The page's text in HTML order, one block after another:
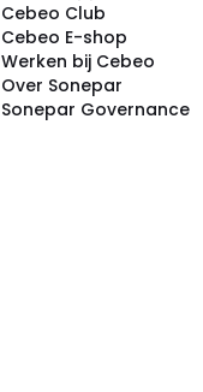
Cebeo Club
Cebeo E-shop
Werken bij Cebeo
Over Sonepar
Sonepar Governance